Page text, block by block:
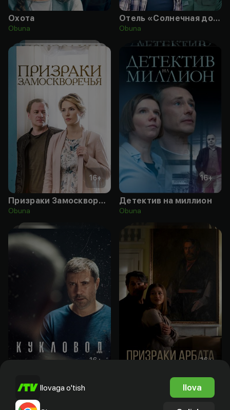
Охота
Obuna
Отель «Солнечная долина»
Obuna
16+
Призраки Замоскворечья
Obuna
16+
Детектив на миллион
Obuna
16 +
Кукловод
Obuna
16+
Призраки Арбата
Ilovaga o'tish Ilova